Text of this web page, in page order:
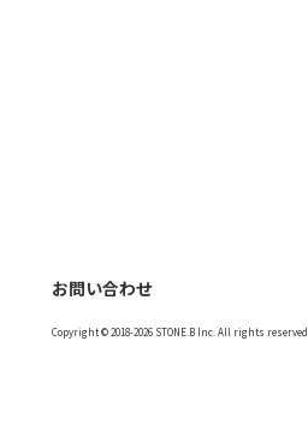
お問い合わせ
Copyright © 2018-2026 STONE.B Inc. All rights reserved.